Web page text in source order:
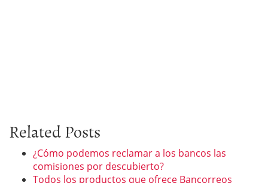
Related Posts
¿Cómo podemos reclamar a los bancos las
comisiones por descubierto?
Todos los productos que ofrece Bancorreos